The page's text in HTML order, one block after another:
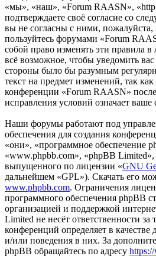
«мы», «наш», «Forum RAASN»,
подтверждаете своё согласие со
вы не согласны с ними, пожалуйста,
пользуйтесь форумами «Forum
собой право изменять эти правила
всё возможное, чтобы уведомить
стороны было бы разумным
текст на предмет изменений, так
конференции «Forum RAASN»
исправления условий означает ваше
Наши форумы работают под
обеспечения для создания
«они», «программное обеспечение
«www.phpbb.com», «phpBB Limited»,
выпущенного по лицензии «GNU
дальнейшем «GPL»). Скачать его
www.phpbb.com. Ограничения
программного обеспечения phpBB
организацией и поддержкой
Limited не несёт ответственности за
конференций определяет в
и/или поведения в них. За
phpBB обращайтесь по адресу